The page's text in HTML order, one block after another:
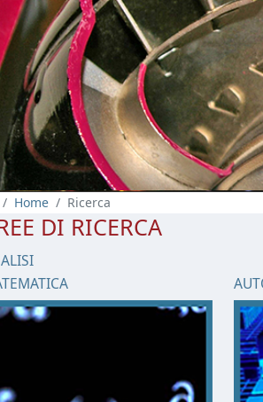
Home
Ricerca
DI RICERCA